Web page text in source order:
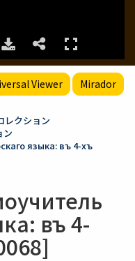
Viewer Mirador
レクション
ン
языка: въ 4-хъ
въ 4-